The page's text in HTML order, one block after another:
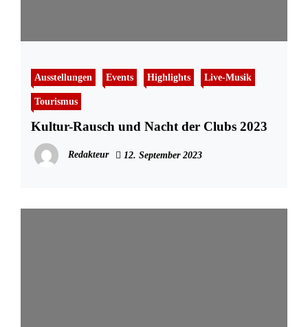
Ausstellungen Events Highlights Live-Musik
Tourismus
Kultur-Rausch und Nacht der Clubs 2023
Redakteur 12. September 2023